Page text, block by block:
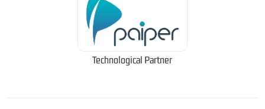
Technological Partner